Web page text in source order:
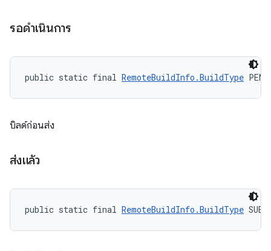
รอดำเนินการ
public static final RemoteBuildInfo.BuildType
บิลด์ก่อนส่ง
ส่งแล้ว
public static final RemoteBuildInfo.BuildType